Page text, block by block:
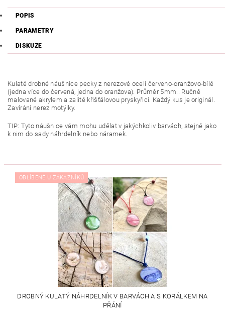
POPIS
PARAMETRY
DISKUZE
Kulaté drobné náušnice pecky z nerezové oceli červeno-oranžovo-bílé
(jedna více do červená, jedna do oranžova). Průměr 5mm.. Ručně
malované akrylem a zalité křišťálovou pryskyřicí. Každý kus je originál.
Zavírání nerez motýlky.
TIP: Tyto náušnice vám mohu udělat v jakýchkoliv barvách, stejně jako
k nim do sady náhrdelník nebo náramek.
OBLÍBENÉ U ZÁKAZNÍKŮ
DROBNÝ KULATÝ NÁHRDELNÍK V BARVÁCH A S KORÁLKEM NA
PŘÁNÍ